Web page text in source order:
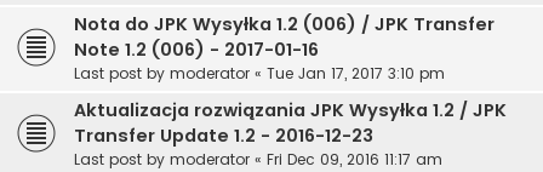
Nota do JPK Wysyłka 1.2 (006) / JPK Transfer
Note 1.2 (006) - 2017-01-16
Last post by moderator « Tue Jan 17, 2017 3:10 pm
Aktualizacja rozwiązania JPK Wysyłka 1.2 / JPK
Transfer Update 1.2 - 2016-12-23
Last post by moderator « Fri Dec 09, 2016 11:17 am